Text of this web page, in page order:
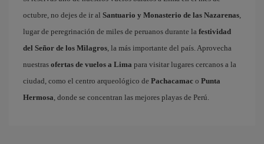
octubre, no dejes de ir al Santuario y Monasterio de las Nazarenas,
lugar de peregrinación de miles de peruanos durante la festividad
del Señor de los Milagros, la más importante del país. Aprovecha
nuestras ofertas de vuelos a Lima para visitar lugares cercanos a la
ciudad, como el centro arqueológico de Pachacamac o Punta
Hermosa, donde se concentran las mejores playas de Perú.